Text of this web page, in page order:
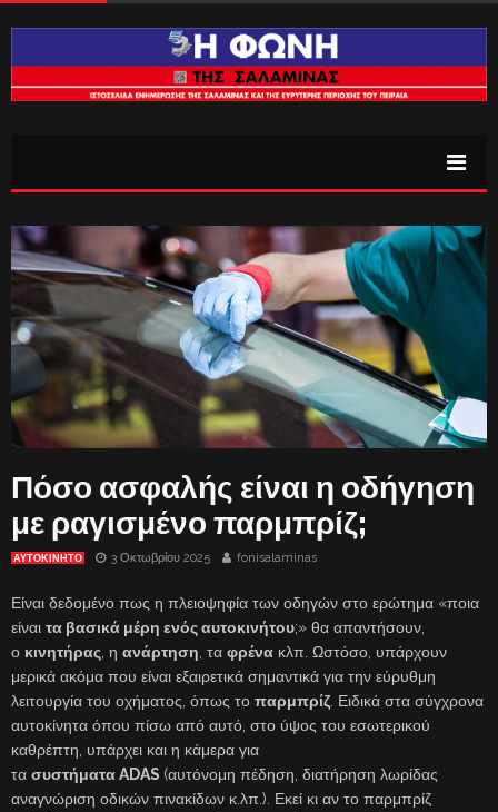
Πόσο ασφαλής είναι η οδήγηση
με ραγισμένο παρμπρίζ;
ΑΥΤΟΚΙΝΗΤΟ 3 Οκτωβρίου 2025 fonisalaminas
Είναι δεδομένο πως η πλειοψηφία των οδηγών στο ερώτημα «ποια
είναι τα βασικά μέρη ενός αυτοκινήτου;» θα απαντήσουν,
ο κινητήρας , η ανάρτηση , τα φρένα κλπ. Ωστόσο, υπάρχουν
μερικά ακόμα που είναι εξαιρετικά σημαντικά για την εύρυθμη
λειτουργία του οχήματος, όπως το παρμπρίζ . Ειδικά στα σύγχρονα
αυτοκίνητα όπου πίσω από αυτό, στο ύψος του εσωτερικού
καθρέπτη, υπάρχει και η κάμερα για
τα συστήματα ADAS (αυτόνομη πέδηση, διατήρηση λωρίδας
αναγνώριση οδικών πινακίδων κ.λπ.). Εκεί κι αν το παρμπρίζ